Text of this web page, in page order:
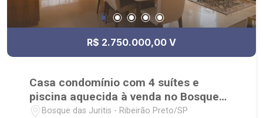
R$ 2.750.000,00 V
Casa condomínio com 4 suítes e
piscina aquecida à venda no Bosque
das Juritis
Bosque das Juritis - Ribeirão Preto/SP